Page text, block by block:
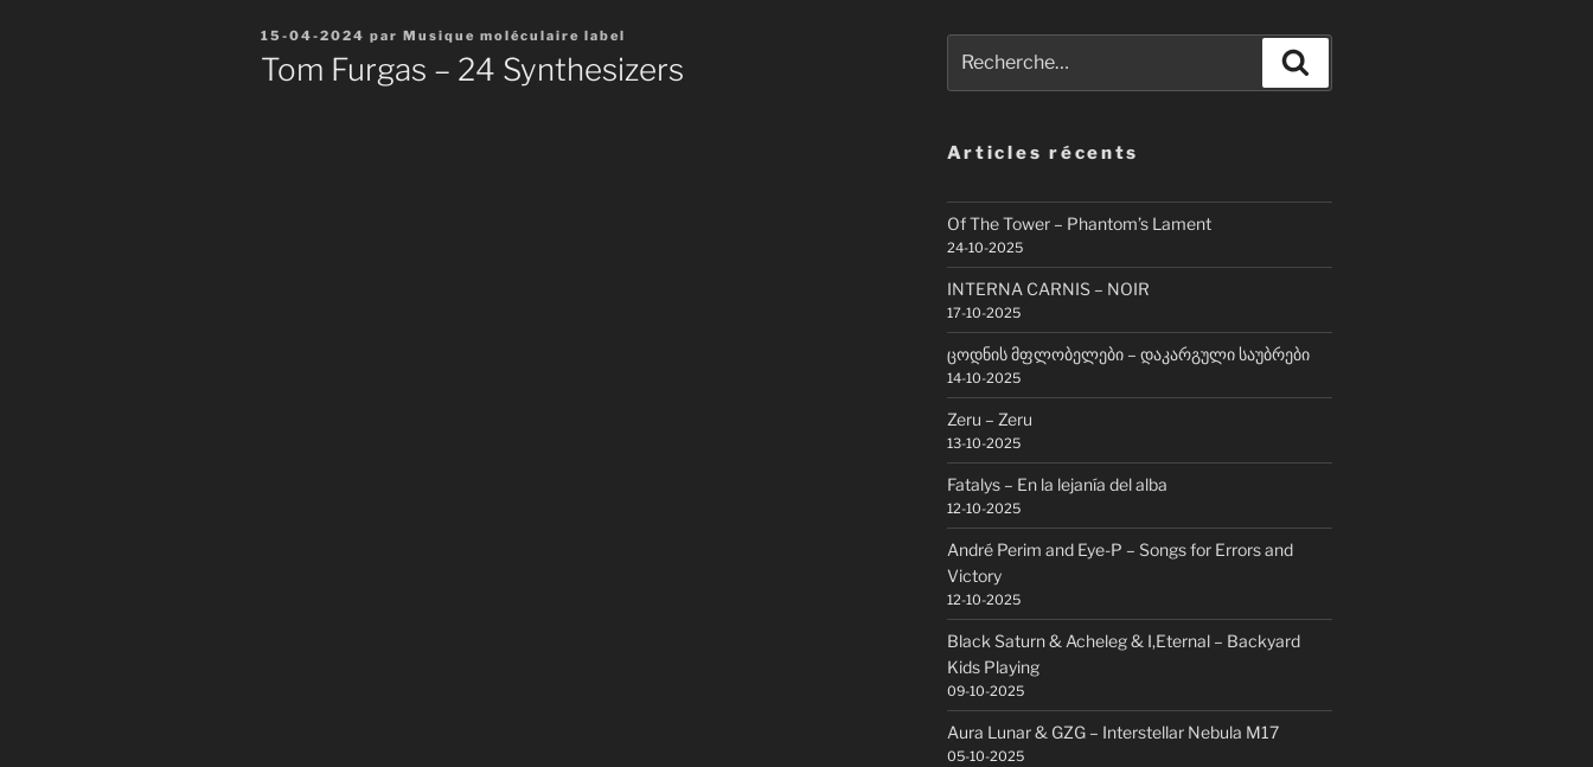
Publié
le
15-04-2024 par Musique moléculaire label
Tom Furgas – 24 Synthesizers
pour
:
Articles récents
Of The Tower – Phantom’s Lament
24-10-2025
INTERNA CARNIS – NOIR
17-10-2025
ცოდნის მფლობელები – დაკარგული საუბრები
14-10-2025
Zeru – Zeru
13-10-2025
Fatalys – En la lejanía del alba
12-10-2025
André Perim and Eye-P – Songs for Errors and
Victory
12-10-2025
Black Saturn & Acheleg & I,Eternal – Backyard
Kids Playing
09-10-2025
Aura Lunar & GZG – Interstellar Nebula M17
05-10-2025